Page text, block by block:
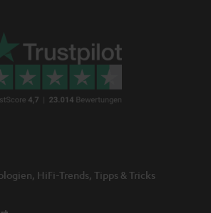
HiFi-Trends, Tipps & Tricks